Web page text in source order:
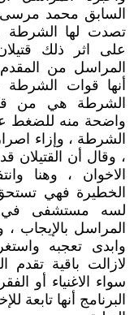
السابق محمد
تصدت لها الشرطة
على اثر ذلك
المراسل من
أنها قوات
الشرطة هي من
واضحة منه للضغط
الشرطة ، وإزاء
، وقال أن القتيلان
الاخوان ، وهنا
الخطيرة فهي
لسه مستشفى في
المراسل بالإيجاب ،
وابدى تعجبه
لازالت باقية تقدم
سواء الاغنياء أو
البرنامج أنها تابعة